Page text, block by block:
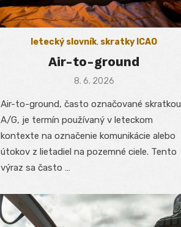
letecký slovník, skratky ICAO
Air-to-ground
Posted
8. 6. 2026
Air-to-ground, často označované skratkou
A/G, je termín používaný v leteckom
kontexte na označenie komunikácie alebo
útokov z lietadiel na pozemné ciele. Tento
výraz sa často …